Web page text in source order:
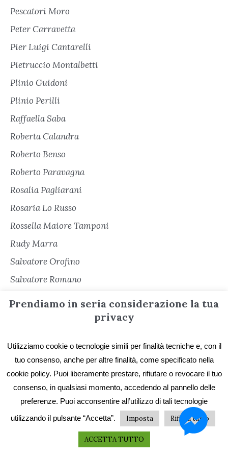
Pescatori Moro
Peter Carravetta
Pier Luigi Cantarelli
Pietruccio Montalbetti
Plinio Guidoni
Plinio Perilli
Raffaella Saba
Roberta Calandra
Roberto Benso
Roberto Paravagna
Rosalia Pagliarani
Rosaria Lo Russo
Rossella Maiore Tamponi
Rudy Marra
Salvatore Orofino
Salvatore Romano
Sara Cacioli
Sergio Freschi
Sergio Secondiano Sacchi
Silvana Matarazzo
Simona Garbarino
Simone Soriani
Stefano De Franchi
Prendiamo in seria considerazione la tua
privacy
Utilizziamo cookie o tecnologie simili per finalità tecniche e, con il
tuo consenso, anche per altre finalità, come specificato nella
cookie policy. Puoi liberamente prestare, rifiutare o revocare il tuo
consenso, in qualsiasi momento, accedendo al pannello delle
preferenze. Puoi acconsentire all’utilizzo di tali tecnologie
utilizzando il pulsante “Accetta”.
Imposta Rifiuta tutto
ACCETTA TUTTO